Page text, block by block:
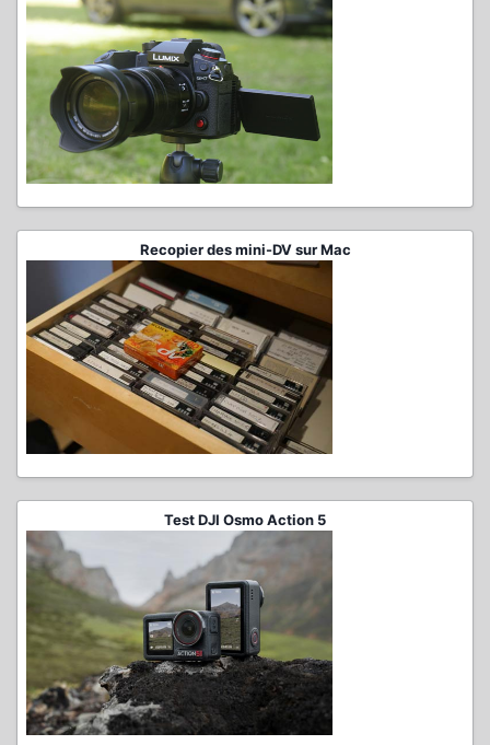
Recopier des mini-DV sur Mac
Test DJI Osmo Action 5